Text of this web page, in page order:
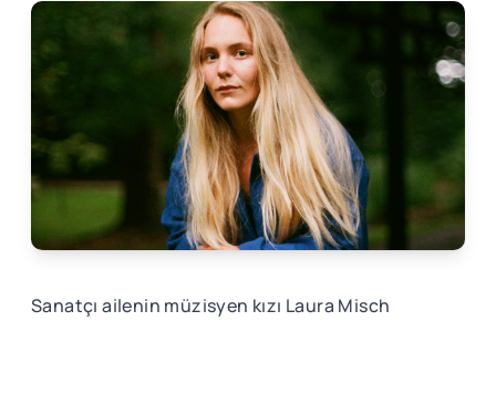
Sanatçı ailenin müzisyen kızı Laura Misch